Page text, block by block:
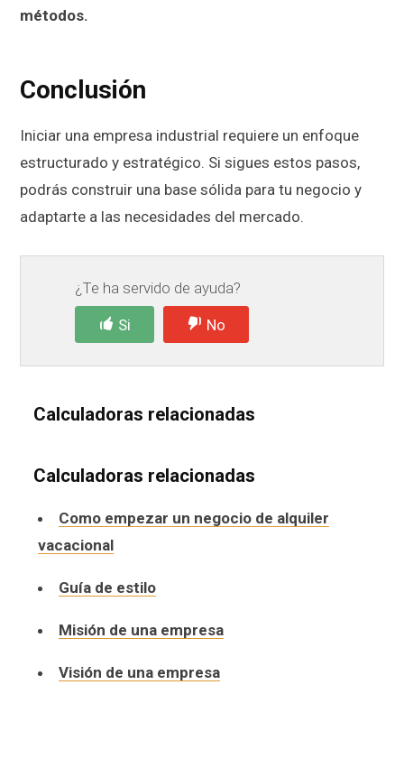
métodos.
Conclusión
Iniciar una empresa industrial requiere un enfoque
estructurado y estratégico. Si sigues estos pasos,
podrás construir una base sólida para tu negocio y
adaptarte a las necesidades del mercado.
¿Te ha servido de ayuda?
Si No
Calculadoras relacionadas
Calculadoras relacionadas
Como empezar un negocio de alquiler
vacacional
Guía de estilo
Misión de una empresa
Visión de una empresa